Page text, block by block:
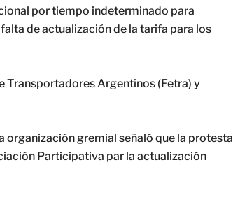
por tiempo indeterminado para
de actualización de la tarifa para los
Transportadores Argentinos (Fetra) y
organización gremial señaló que la protesta
Participativa par la actualización